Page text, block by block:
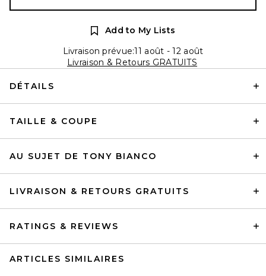
Add to My Lists
Livraison prévue:11 août - 12 août
Livraison & Retours GRATUITS
DÉTAILS
TAILLE & COUPE
AU SUJET DE TONY BIANCO
LIVRAISON & RETOURS GRATUITS
RATINGS & REVIEWS
ARTICLES SIMILAIRES